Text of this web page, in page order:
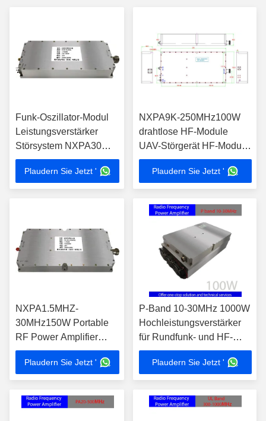
Funk-Oszillator-Modul
Leistungsverstärker
Störsystem NXPA30
678MHz 100W
Plaudern Sie Jetzt '
NXPA9K-250MHz100W
drahtlose HF-Module
UAV-Störgerät HF-Module
Hochleistungsbreitband-
HF-Verstärkermodul
Plaudern Sie Jetzt '
NXPA1.5MHZ-
30MHz150W Portable
RF Power Amplifier
Module Hochleistungs-
Anti-Drohnen- und Anti-
UAV-System mit
Zubehör
Plaudern Sie Jetzt '
P-Band 10-30MHz 1000W
Hochleistungsverstärker
für Rundfunk- und HF-
Kommunikation
Plaudern Sie Jetzt '